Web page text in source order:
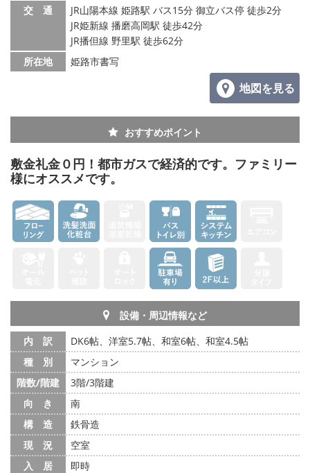
メールでお問い合わせ
交 通
JR山陽本線 姫路駅 バス15分 御立バス停 徒歩2分
JR姫新線 播磨高岡駅 徒歩42分
JR播但線 野里駅 徒歩62分
所在地
姫路市書写
地図を見る
おすすめポイント
敷金礼金０円！都市ガスで経済的です。ファミリー
様にオススメです。
設備・周辺情報など
内 訳
DK6帖、洋室5.7帖、和室6帖、和室4.5帖
種 別
マンション
階数/階建
3階/3階建
向 き
南
構 造
鉄骨造
現 況
空室
入 居
即時